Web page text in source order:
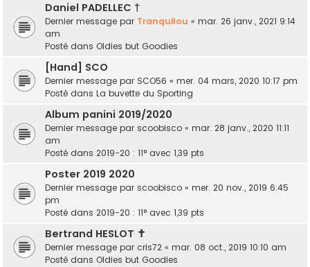
Daniel PADELLEC †
Dernier message par Tranquilou « mar. 26 janv., 2021 9:14
am
Posté dans Oldies but Goodies
[Hand] SCO
Dernier message par SCO56 « mer. 04 mars, 2020 10:17 pm
Posté dans La buvette du Sporting
Album panini 2019/2020
Dernier message par scoobisco « mar. 28 janv., 2020 11:11
am
Posté dans 2019-20 : 11° avec 1,39 pts
Poster 2019 2020
Dernier message par scoobisco « mer. 20 nov., 2019 6:45
pm
Posté dans 2019-20 : 11° avec 1,39 pts
Bertrand HESLOT ✝︎
Dernier message par cris72 « mar. 08 oct., 2019 10:10 am
Posté dans Oldies but Goodies